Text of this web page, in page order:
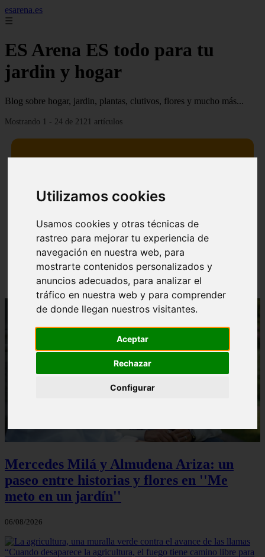
Utilizamos cookies
Usamos cookies y otras técnicas de
rastreo para mejorar tu experiencia de
navegación en nuestra web, para
mostrarte contenidos personalizados y
anuncios adecuados, para analizar el
tráfico en nuestra web y para comprender
de donde llegan nuestros visitantes.
Aceptar
Rechazar
Configurar
esarena.es
☰
ES Arena ES todo para tu
jardin y hogar
Blog sobre hogar, jardin, plantas, clutivos, flores y mucho más...
Mostrando 1 - 24 de 2121 artículos
defendible
Mercedes Milá y Almudena Ariza: un
paseo entre historias y flores en ''Me
meto en un jardín''
06/08/2026